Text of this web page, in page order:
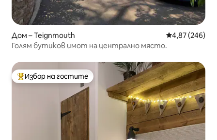
Дом – Teignmouth Средна
4,87 (246)
Голям бутиков имот на централно място.
Най-популярен избор на гостите
Избор на гостите